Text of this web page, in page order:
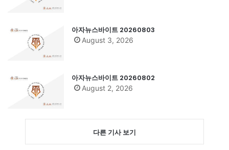
아자뉴스바이트 20260803
August 3, 2026
아자뉴스바이트 20260802
August 2, 2026
다른 기사 보기